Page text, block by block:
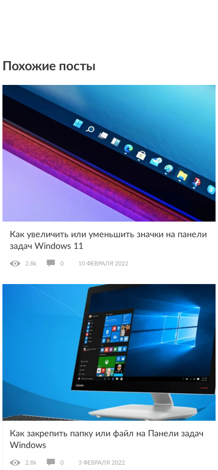
Похожие посты
Как увеличить или уменьшить значки на панели
задач Windows 11
2.8k 0 10 ФЕВРАЛЯ 2022
Как закрепить папку или файл на Панели задач
Windows
2.8k 0 3 ФЕВРАЛЯ 2022